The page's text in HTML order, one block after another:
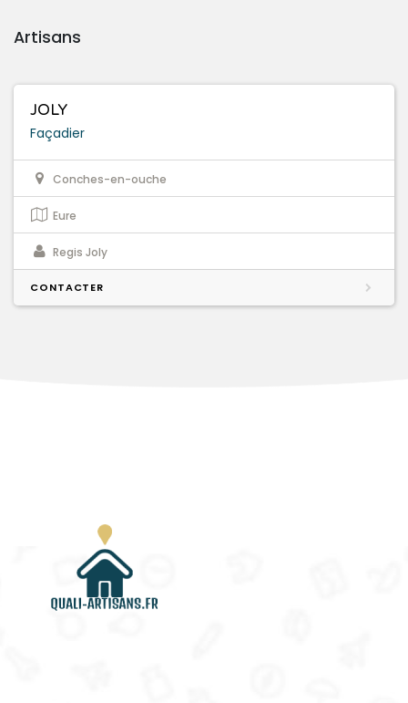
Artisans
JOLY
Façadier
Conches-en-ouche
Eure
Regis Joly
CONTACTER